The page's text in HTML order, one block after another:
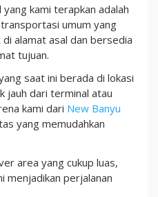
kami terapkan adalah
umum yang
alamat asal dan bersedia
tujuan.
saat ini berada di lokasi
jauh dari terminal atau
kami dari New Banyu
yang memudahkan
area yang cukup luas,
menjadikan perjalanan